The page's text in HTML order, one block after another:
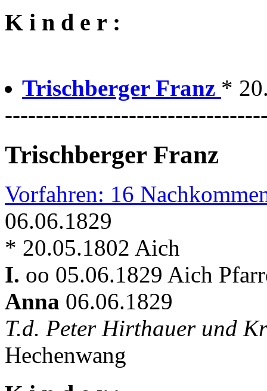
K i n d e r :
Trischberger Franz *
Trischberger Franz
Vorfahren: 16
06.06.1829
* 20.05.1802 Aich
I. oo 05.06.1829 Aich
Anna 06.06.1829
T.d. Peter Hirthauer und
Hechenwang